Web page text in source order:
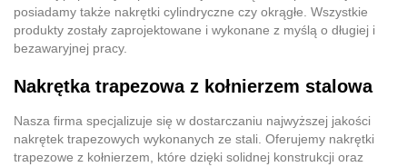
posiadamy także nakrętki cylindryczne czy okrągłe. Wszystkie
produkty zostały zaprojektowane i wykonane z myślą o długiej i
bezawaryjnej pracy.
Nakrętka trapezowa z kołnierzem stalowa
Nasza firma specjalizuje się w dostarczaniu najwyższej jakości
nakrętek trapezowych wykonanych ze stali. Oferujemy nakrętki
trapezowe z kołnierzem, które dzięki solidnej konstrukcji oraz